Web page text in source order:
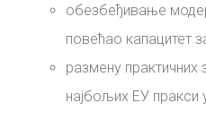
обезбеђивање
повећао капацитет
размену практичних
најбољих ЕУ пракси